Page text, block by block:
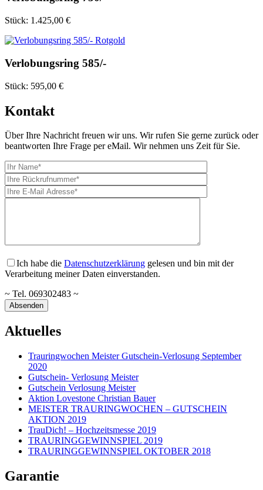
Stück: 1.425,00 €
Verlobungsring 585/-
Stück: 595,00 €
Kontakt
Über Ihre Nachricht freuen wir uns. Wir rufen Sie gerne zurück oder
beantworten Ihre Frage per eMail. Wir nehmen uns Zeit für Sie.
Ich habe die Datenschutzerklärung gelesen und bin mit der
Verarbeitung meiner Daten einverstanden.
~ Tel. 069302483 ~
Aktuelles
Trauringwochen Meister Gutschein-Verlosung September
2020
Gutschein- Verlosung Meister
Gutschein Verlosung Meister
Aktion Lovestone Christian Bauer
MEISTER TRAURINGWOCHEN – GUTSCHEIN
AKTION 2019
TrauDich! – Hochzeitsmesse 2019
TRAURINGGEWINNSPIEL 2019
TRAURINGGEWINNSPIEL OKTOBER 2018
Garantie